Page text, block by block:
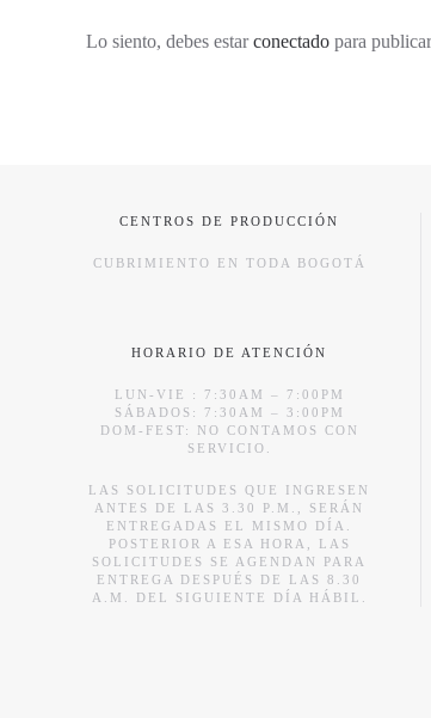
Lo siento, debes estarconectado para
CENTROS DE PRODUCCIÓN
CUBRIMIENTO EN TODA BOGOTÁ
HORARIO DE ATENCIÓN
LUN-VIE : 7:30AM – 7:00PM
SÁBADOS: 7:30AM – 3:00PM
DOM-FEST: NO CONTAMOS CON
SERVICIO.
LAS SOLICITUDES QUE INGRESEN
ANTES DE LAS 3.30 P.M., SERÁN
ENTREGADAS EL MISMO DÍA.
POSTERIOR A ESA HORA, LAS
SOLICITUDES SE AGENDAN PARA
ENTREGA DESPUÉS DE LAS 8.30
A.M. DEL SIGUIENTE DÍA HÁBIL.